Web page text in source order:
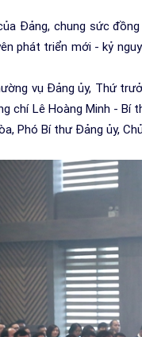
Đảng, chung sức
phát triển mới - kỷ
vụ Đảng ủy, Thứ
chí Lê Hoàng Minh -
Phó Bí thư Đảng ủy,